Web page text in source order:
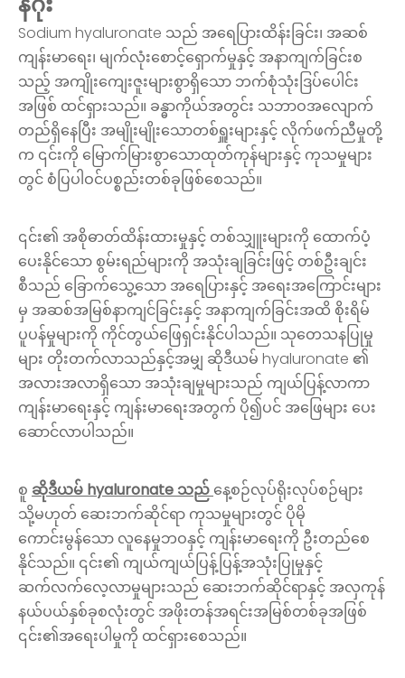
Sodium hyaluronate သည် အရေပြားထိန်းခြင်း၊ အဆစ်
ကျန်းမာရေး၊ မျက်လုံးစောင့်ရှောက်မှုနှင့် အနာကျက်ခြင်းစ
သည့် အကျိုးကျေးဇူးများစွာရှိသော ဘက်စုံသုံးဒြပ်ပေါင်း
အဖြစ် ထင်ရှားသည်။ ခန္ဓာကိုယ်အတွင်း သဘာဝအလျောက်
တည်ရှိနေပြီး အမျိုးမျိုးသောတစ်ရှူးများနှင့် လိုက်ဖက်ညီမှုတို့
က ၎င်းကို မြောက်မြားစွာသောထုတ်ကုန်များနှင့် ကုသမှုများ
တွင် စံပြပါဝင်ပစ္စည်းတစ်ခုဖြစ်စေသည်။
၎င်း၏ အစိုဓာတ်ထိန်းထားမှုနှင့် တစ်သျှူးများကို ထောက်ပံ့
ပေးနိုင်သော စွမ်းရည်များကို အသုံးချခြင်းဖြင့် တစ်ဦးချင်း
စီသည် ခြောက်သွေ့သော အရေပြားနှင့် အရေးအကြောင်းများ
မှ အဆစ်အမြစ်နာကျင်ခြင်းနှင့် အနာကျက်ခြင်းအထိ စိုးရိမ်
ပူပန်မှုများကို ကိုင်တွယ်ဖြေရှင်းနိုင်ပါသည်။ သုတေသနပြုမှု
များ တိုးတက်လာသည်နှင့်အမျှ ဆိုဒီယမ် hyaluronate ၏
အလားအလာရှိသော အသုံးချမှုများသည် ကျယ်ပြန့်လာကာ
ကျန်းမာရေးနှင့် ကျန်းမာရေးအတွက် ပို၍ပင် အဖြေများ ပေး
ဆောင်လာပါသည်။
စူ ဆိုဒီယမ် hyaluronate သည် နေ့စဉ်လုပ်ရိုးလုပ်စဉ်များ
သို့မဟုတ် ဆေးဘက်ဆိုင်ရာ ကုသမှုများတွင် ပိုမို
ကောင်းမွန်သော လူနေမှုဘဝနှင့် ကျန်းမာရေးကို ဦးတည်စေ
နိုင်သည်။ ၎င်း၏ ကျယ်ကျယ်ပြန့်ပြန့်အသုံးပြုမှုနှင့်
ဆက်လက်လေ့လာမှုများသည် ဆေးဘက်ဆိုင်ရာနှင့် အလှကုန်
နယ်ပယ်နှစ်ခုစလုံးတွင် အဖိုးတန်အရင်းအမြစ်တစ်ခုအဖြစ်
၎င်း၏အရေးပါမှုကို ထင်ရှားစေသည်။